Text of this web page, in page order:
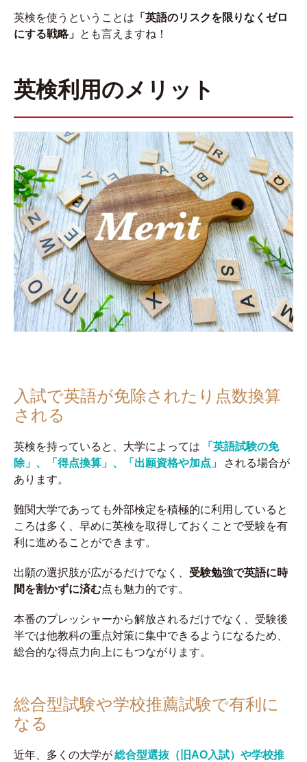
英検を使うということは 「英語のリスクを限りなくゼロ
にする戦略」 とも言えますね！
英検利用のメリット
入試で英語が免除されたり点数換算
される
英検を持っていると、大学によっては
「英語試験の免
除」、「得点換算」、「出願資格や加点」
される場合が
あります。
難関大学であっても外部検定を積極的に利用していると
ころは多く、早めに英検を取得しておくことで受験を有
利に進めることができます。
出願の選択肢が広がるだけでなく、 受験勉強で英語に時
間を割かずに済む点も魅力的です。
本番のプレッシャーから解放されるだけでなく、受験後
半では他教科の重点対策に集中できるようになるため、
総合的な得点力向上にもつながります。
総合型試験や学校推薦試験で有利に
なる
近年、多くの大学が総合型選抜（旧AO入試）や学校推